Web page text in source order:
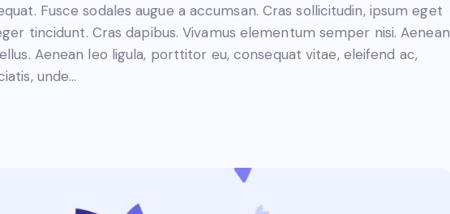
Fusce sodales augue a accumsan. Cras sollicitudin, ipsum eget
tincidunt. Cras dapibus. Vivamus elementum semper nisi. Aenean
Aenean leo ligula, porttitor eu, consequat vitae, eleifend ac,
unde…